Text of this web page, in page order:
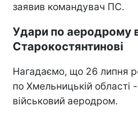
заявив командувач ПС.
Удари по аеродрому
Старокостянтинові
Нагадаємо, що 26 липня
по Хмельницькій області
військовий аеродром.